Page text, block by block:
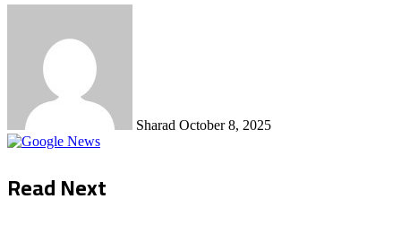
Sharad October 8, 2025
Read Next